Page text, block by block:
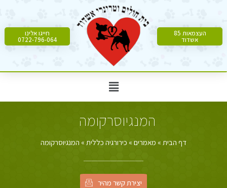
העצמאות 85
אשדוד
חייגו אלינו
0722-796-064
המנגיוסרקומה
דף הבית » מאמרים » כירורגיה כללית » המנגיוסרקומה
יצירת קשר מהיר